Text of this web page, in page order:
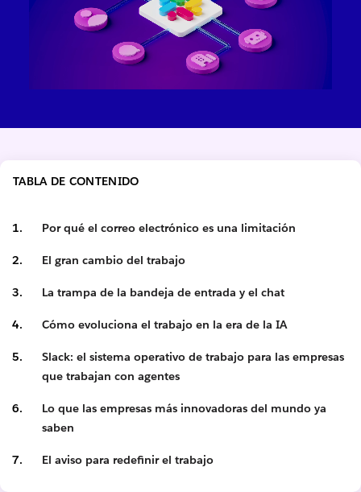
TABLA DE CONTENIDO
Por qué el correo electrónico es una limitación
El gran cambio del trabajo
La trampa de la bandeja de entrada y el chat
Cómo evoluciona el trabajo en la era de la IA
Slack: el sistema operativo de trabajo para las empresas
que trabajan con agentes
Lo que las empresas más innovadoras del mundo ya
saben
El aviso para redefinir el trabajo